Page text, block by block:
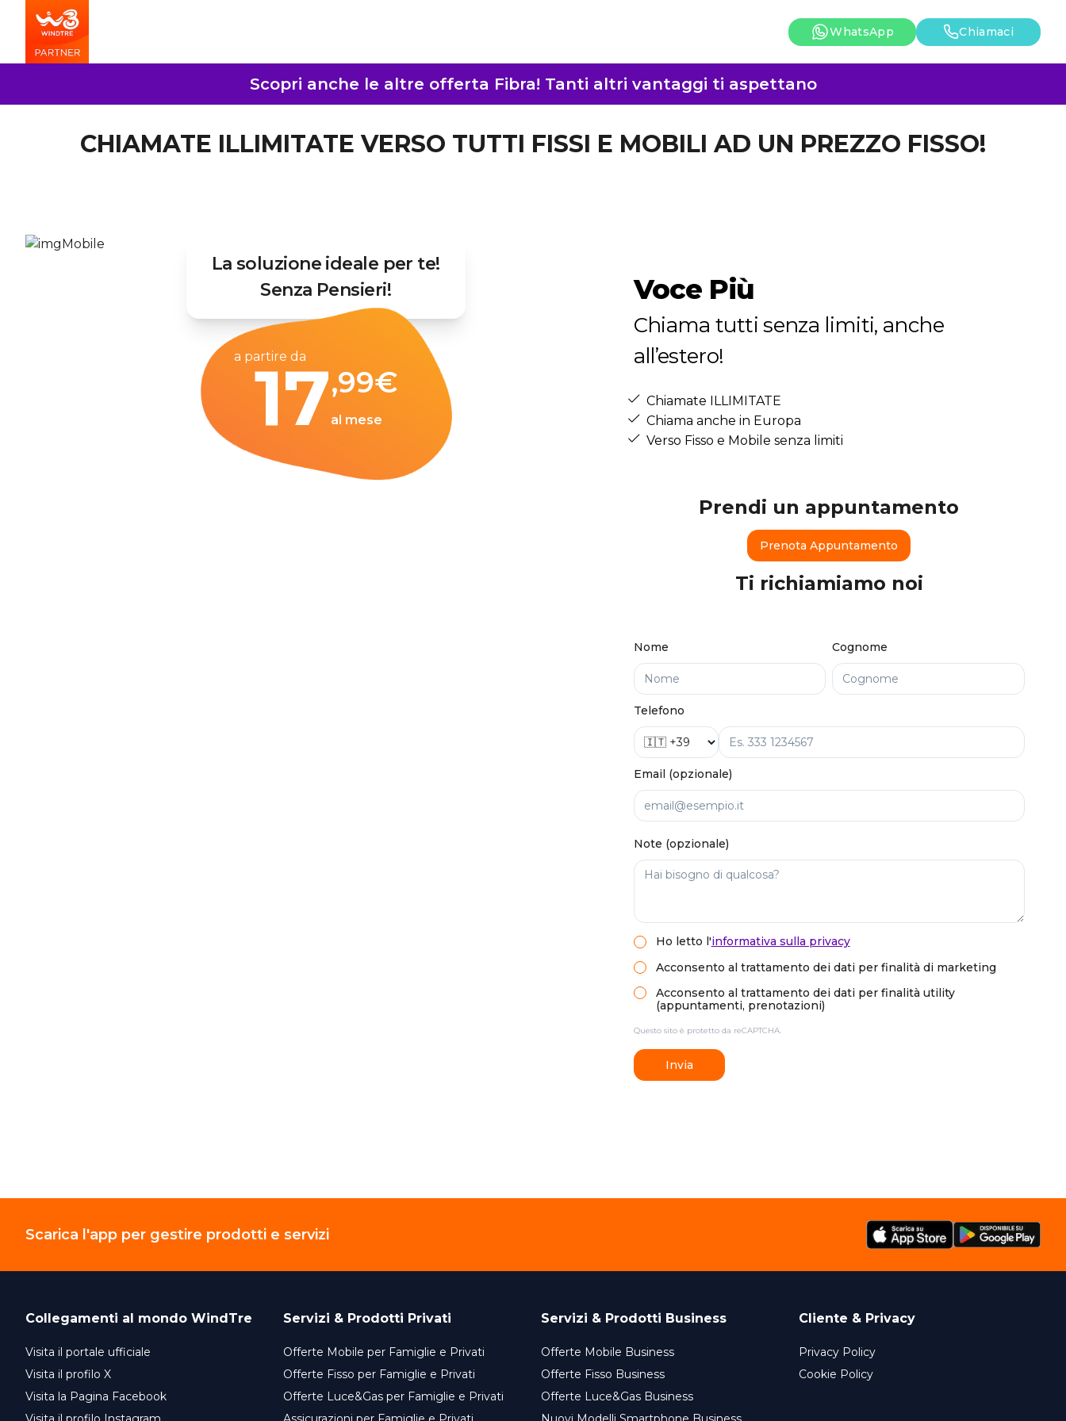
WhatsApp Chiamaci
Scopri anche le altre offerta Fibra! Tanti altri vantaggi ti aspettano
CHIAMATE ILLIMITATE VERSO TUTTI FISSI E MOBILI AD UN PREZZO FISSO!
La soluzione ideale per te!
Senza Pensieri!
a partire da
17,99€
al mese
Voce Più
Chiama tutti senza limiti, anche
all’estero!
Chiamate ILLIMITATE
Chiama anche in Europa
Verso Fisso e Mobile senza limiti
Prendi un appuntamento
Prenota Appuntamento
Ti richiamiamo noi
Nome Cognome
Telefono
Email (opzionale)
Note (opzionale)
Ho letto l'informativa sulla privacy
Acconsento al trattamento dei dati per finalità di marketing
Acconsento al trattamento dei dati per finalità utility
(appuntamenti, prenotazioni)
Questo sito è protetto da reCAPTCHA.
Invia
Scarica l'app per gestire prodotti e servizi
Collegamenti al mondo WindTre
Visita il portale ufficiale
Visita il profilo X
Visita la Pagina Facebook
Servizi & Prodotti Privati
Offerte Mobile per Famiglie e Privati
Offerte Fisso per Famiglie e Privati
Offerte Luce&Gas per Famiglie e Privati
Servizi & Prodotti Business
Offerte Mobile Business
Offerte Fisso Business
Offerte Luce&Gas Business
Cliente & Privacy
Privacy Policy
Cookie Policy